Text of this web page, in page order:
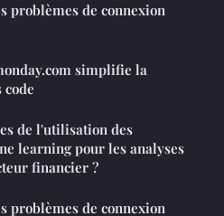
problèmes de connexion
simplifie la
code
de l'utilisation des
learning pour les analyses
financier ?
problèmes de connexion